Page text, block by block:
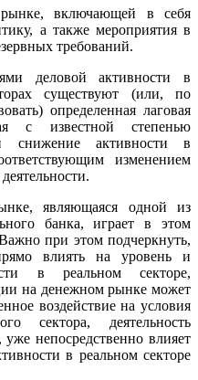
включающей в себя
а также мероприятия в
требований.
деловой активности в
существуют (или, по
определенная лаговая
с известной степенью
снижение активности в
изменением
являющаяся одной из
банка, играет в этом
при этом подчеркнуть,
влиять на уровень и
в реальном секторе,
на денежном рынке может
воздействие на условия
сектора, деятельность
непосредственно влияет
в реальном секторе